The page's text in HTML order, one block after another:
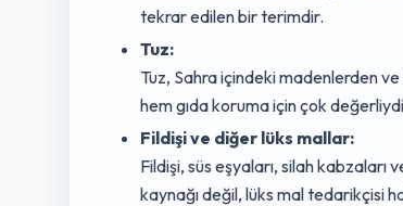
tekrar edilen bir terimdir.
Tuz:
Tuz, Sahra içindeki madenlerden
hem gıda koruma için çok
Fildişi ve diğer lüks mallar:
Fildişi, süs eşyaları, silah kabzaları
kaynağı değil, lüks mal tedarikçisi